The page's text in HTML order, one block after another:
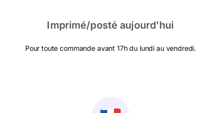
Imprimé/posté aujourd'hui
Pour toute commande avant 17h du lundi au vendredi.